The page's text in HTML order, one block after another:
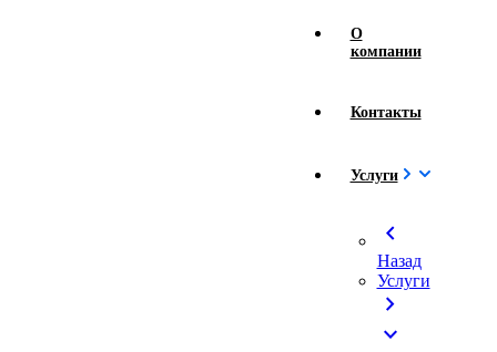
О
компании
Контакты
Услуги
chevron_left
Назад
Услуги
chevron_right
expand_more